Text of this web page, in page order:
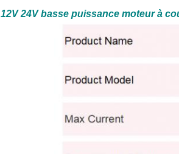
12V 24V basse puissance moteur à